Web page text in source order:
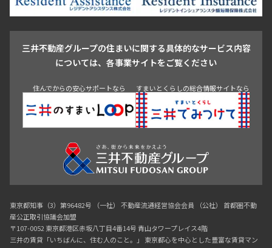
駒沢・用賀・二子玉川
成城・砧
池袋・板橋・王子
青山 渋谷 東京・大手町 新宿 品川
目黒・中目黒
三井不動産グループの住まいに関する具体的なサービス内容
については、各事業サイトをご覧ください
住んでからの安心サポートなら すまいとくらしの総合情報サイトなら
東京都知事（3）第96482号 （一社） 不動産流通経営協会会員 （公社） 首都圏不動
産公正取引協議会加盟
〒107-0052 東京都港区赤坂八丁目4番14号 青山タワープレイス4階
三井の賃貸「いちばんに、住む人のこと。」 東京都心を中心とした豊富な賃貸マン